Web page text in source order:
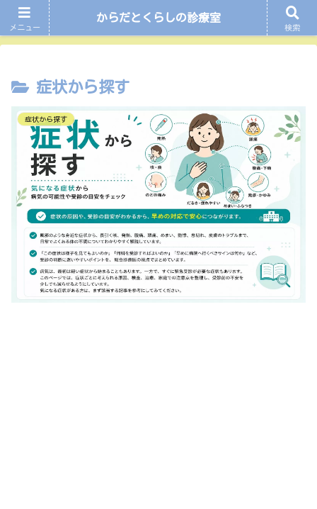
ホーム 症状から探す
症状から探す
症状から探す
メニュー
からだとくらしの診療室
検索